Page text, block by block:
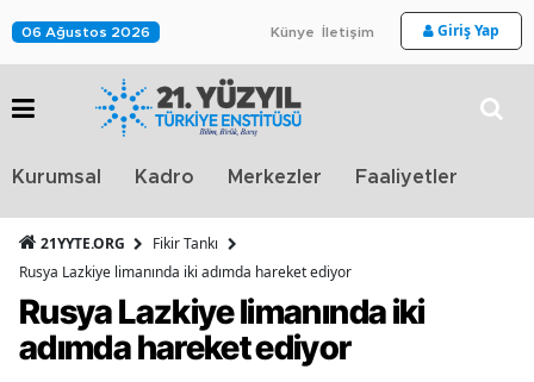
06 Ağustos 2026 Künye İletişim Giriş Yap
Kurumsal Kadro Merkezler Faaliyetler
21YYTE.ORG
Fikir Tankı
Rusya Lazkiye limanında iki adımda hareket ediyor
Rusya Lazkiye limanında iki
adımda hareket ediyor